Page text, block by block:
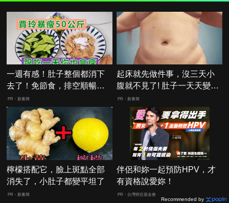
一週有感！肚子整個都消下
去了！免節食，排空順暢就
夠
PR・新素簡
起床就先做件事，沒三天小
腹就不見了! 肚子一天天變
小！
PR・新素簡
檸檬搭配它，臉上斑點全部
消失了，小肚子都變平坦了
PR・新素簡
伴侶和妳一起預防HPV，才
有資格說愛妳！
PR・台灣癌症基金會
Recommended by